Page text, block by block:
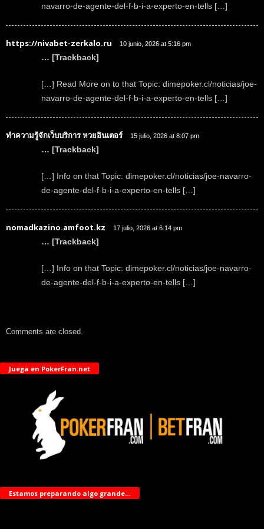
navarro-de-agente-del-f-b-i-a-experto-en-tells […]
https://nivabet-zerkalo.ru 10 junio, 2026 at 5:16 pm
… [Trackback]
[…] Read More on to that Topic: dimepoker.cl/noticias/joe-
navarro-de-agente-del-f-b-i-a-experto-en-tells […]
ทำความรู้จักเว็บบริการ หวยอินเตอร์ 15 julio, 2026 at 8:07 pm
… [Trackback]
[…] Info on that Topic: dimepoker.cl/noticias/joe-navarro-
de-agente-del-f-b-i-a-experto-en-tells […]
nomadkazino.amfoot.kz 17 julio, 2026 at 6:14 pm
… [Trackback]
[…] Info on that Topic: dimepoker.cl/noticias/joe-navarro-
de-agente-del-f-b-i-a-experto-en-tells […]
Comments are closed.
Juega en PokerFran.net
Estamos preparando algo grande…